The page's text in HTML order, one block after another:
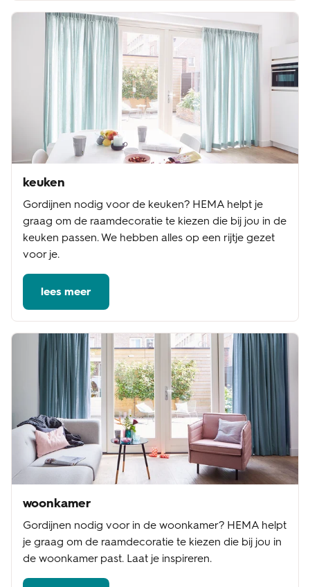
keuken
Gordijnen nodig voor de keuken? HEMA helpt je
graag om de raamdecoratie te kiezen die bij jou in de
keuken passen. We hebben alles op een rijtje gezet
voor je.
lees meer
woonkamer
Gordijnen nodig voor in de woonkamer? HEMA helpt
je graag om de raamdecoratie te kiezen die bij jou in
de woonkamer past. Laat je inspireren.